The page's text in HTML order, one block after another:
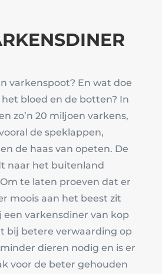
varkenspoot? En wat doe
bloed en de botten? In
zo’n 20 miljoen varkens,
de speklappen,
de haas van opeten. De
naar het buitenland
te laten proeven dat er
moois aan het beest zit
een varkensdiner van kop
bij betere verwaarding op
dieren nodig en is er
voor de beter gehouden